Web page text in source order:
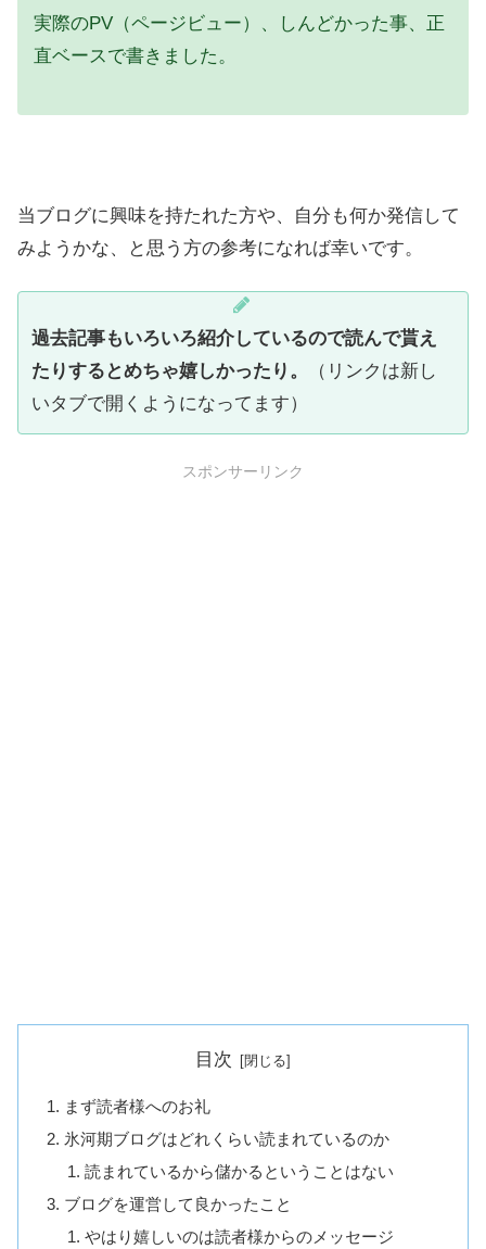
実際のPV（ページビュー）、しんどかった事、正
直ベースで書きました。
当ブログに興味を持たれた方や、自分も何か発信して
みようかな、と思う方の参考になれば幸いです。
過去記事もいろいろ紹介しているので読んで貰え
たりするとめちゃ嬉しかったり。
（リンクは新し
いタブで開くようになってます）
スポンサーリンク
目次
まず読者様へのお礼
氷河期ブログはどれくらい読まれているのか
読まれているから儲かるということはない
ブログを運営して良かったこと
やはり嬉しいのは読者様からのメッセージ